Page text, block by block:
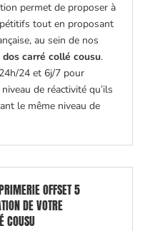
permet de proposer à
tout en proposant
au sein de nos
carré collé cousu.
24 et 6j/7 pour
de réactivité qu’ils
le même niveau de
OFFSET 5
DE VOTRE
COUSU